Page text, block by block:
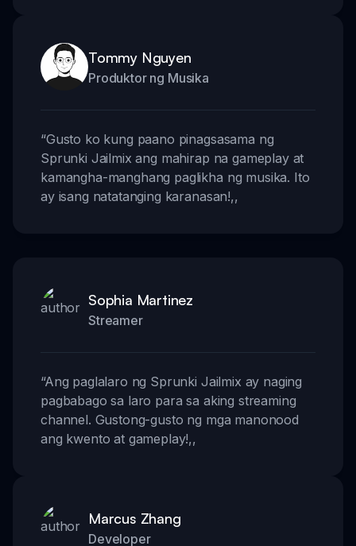
Tommy Nguyen
Produktor ng Musika
“Gusto ko kung paano pinagsasama ng
Sprunki Jailmix ang mahirap na gameplay at
kamangha-manghang paglikha ng musika. Ito
ay isang natatanging karanasan!,,
Sophia Martinez
Streamer
“Ang paglalaro ng Sprunki Jailmix ay naging
pagbabago sa laro para sa aking streaming
channel. Gustong-gusto ng mga manonood
ang kwento at gameplay!,,
Marcus Zhang
Developer